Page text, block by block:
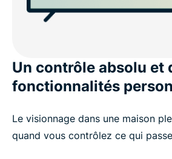
Un contrôle absolu et
fonctionnalités
Le visionnage dans une maison
quand vous contrôlez ce qui